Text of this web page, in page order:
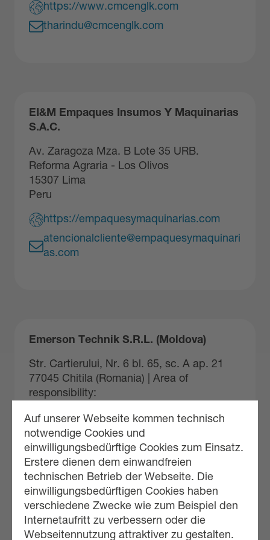
Auf unserer Webseite kommen technisch
notwendige Cookies und
einwilligungsbedürftige Cookies zum Einsatz.
Erstere dienen dem einwandfreien
technischen Betrieb der Webseite. Die
einwilligungsbedürftigen Cookies haben
verschiedene Zwecke wie zum Beispiel den
Internetaufritt zu verbessern oder die
Webseitennutzung attraktiver zu gestalten.
https://www.cmcenglk.com
tharindu@cmcenglk.com
EI&M Empaques Insumos Y Maquinarias
S.A.C.
Av. Zaragoza Mza. B Lote 35 URB.
Reforma Agraria - Los Olivos
15307 Lima
Peru
https://empaquesymaquinarias.com
atencionalcliente@empaquesymaquinari
as.com
Emerson Technik S.R.L. (Moldova)
Str. Cartierului, Nr. 6 bl. 65, sc. A ap. 21
77045 Chitila (Romania) | Area of
responsibility:
https://emerson-technik.ro
sales@emerson-technik.eu